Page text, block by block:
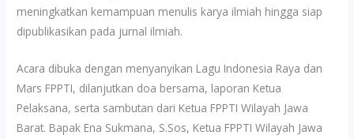
meningkatkan kemampuan menulis karya ilmiah hingga siap
dipublikasikan pada jurnal ilmiah.
Acara dibuka dengan menyanyikan Lagu Indonesia Raya dan
Mars FPPTI, dilanjutkan doa bersama, laporan Ketua
Pelaksana, serta sambutan dari Ketua FPPTI Wilayah Jawa
Barat. Bapak Ena Sukmana, S.Sos, Ketua FPPTI Wilayah Jawa